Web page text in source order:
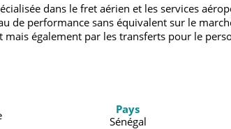
dans le fret aérien et les services
de performance sans équivalent sur le
mais également par les transferts pour le
Pays
Sénégal